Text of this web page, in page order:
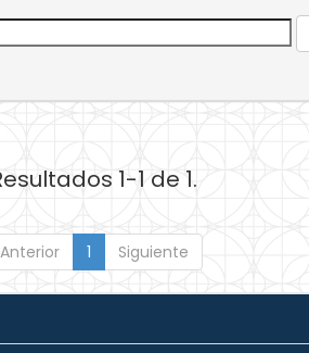
1-1 de 1.
Anterior 1 Siguiente